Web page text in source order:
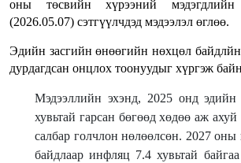
оны төсвийн хүрээний мэдэгдлийн
(2026.05.07) сэтгүүлчдэд мэдээлэл өглөө.
Эдийн засгийн өнөөгийн нөхцөл байдлйн
дурдагдсан онцлох тоонуудыг хүргэж
Мэдээллийн эхэнд, 2025 онд эдийн
хувьтай гарсан бөгөөд хөдөө аж
салбар голчлон нөлөөлсөн. 2027 оны
байдлаар инфляц 7.4 хувьтай